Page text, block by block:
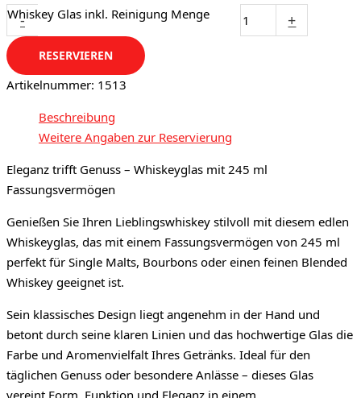
-
Whiskey Glas inkl. Reinigung Menge +
RESERVIEREN
Artikelnummer: 1513
Beschreibung
Weitere Angaben zur Reservierung
Eleganz trifft Genuss – Whiskeyglas mit 245 ml
Fassungsvermögen
Genießen Sie Ihren Lieblingswhiskey stilvoll mit diesem edlen
Whiskeyglas, das mit einem Fassungsvermögen von 245 ml
perfekt für Single Malts, Bourbons oder einen feinen Blended
Whiskey geeignet ist.
Sein klassisches Design liegt angenehm in der Hand und
betont durch seine klaren Linien und das hochwertige Glas die
Farbe und Aromenvielfalt Ihres Getränks. Ideal für den
täglichen Genuss oder besondere Anlässe – dieses Glas